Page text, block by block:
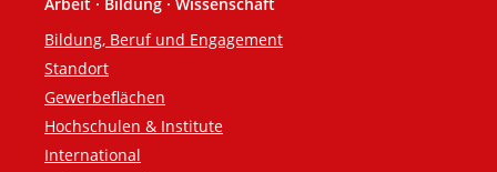
Bildung, Beruf und Engagement
Standort
Gewerbeflächen
Hochschulen & Institute
International